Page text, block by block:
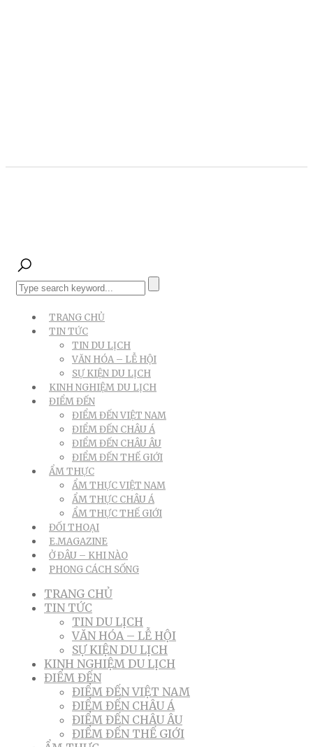
TRANG CHỦ
TIN TỨC
TIN DU LỊCH
VĂN HÓA – LỄ HỘI
SỰ KIỆN DU LỊCH
KINH NGHIỆM DU LỊCH
ĐIỂM ĐẾN
ĐIỂM ĐẾN VIỆT NAM
ĐIỂM ĐẾN CHÂU Á
ĐIỂM ĐẾN CHÂU ÂU
ĐIỂM ĐẾN THẾ GIỚI
ẨM THỰC
ẨM THỰC VIỆT NAM
ẨM THỰC CHÂU Á
ẨM THỰC THẾ GIỚI
ĐỐI THOẠI
E.MAGAZINE
Ở ĐÂU – KHI NÀO
PHONG CÁCH SỐNG
TRANG CHỦ
TIN TỨC
TIN DU LỊCH
VĂN HÓA – LỄ HỘI
SỰ KIỆN DU LỊCH
KINH NGHIỆM DU LỊCH
ĐIỂM ĐẾN
ĐIỂM ĐẾN VIỆT NAM
ĐIỂM ĐẾN CHÂU Á
ĐIỂM ĐẾN CHÂU ÂU
ĐIỂM ĐẾN THẾ GIỚI